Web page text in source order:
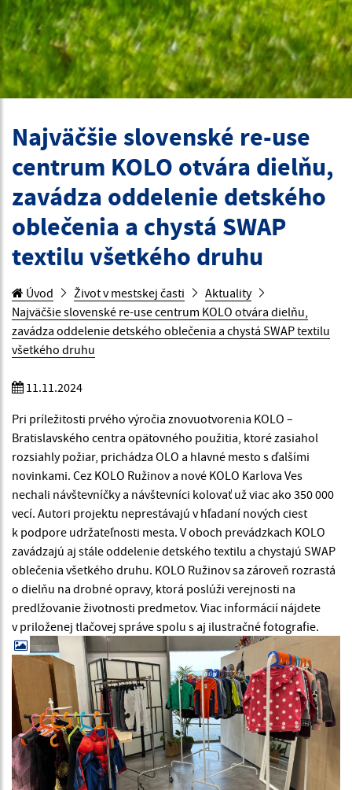
Najväčšie slovenské re-use
centrum KOLO otvára dielňu,
zavádza oddelenie detského
oblečenia a chystá SWAP
textilu všetkého druhu
Úvod Život v mestskej časti
Aktuality
Najväčšie slovenské re-use centrum KOLO otvára dielňu,
zavádza oddelenie detského oblečenia a chystá SWAP textilu
všetkého druhu
11.11.2024
Pri príležitosti prvého výročia znovuotvorenia KOLO –
Bratislavského centra opätovného použitia, ktoré zasiahol
rozsiahly požiar, prichádza OLO a hlavné mesto s ďalšími
novinkami. Cez KOLO Ružinov a nové KOLO Karlova Ves
nechali návštevníčky a návštevníci kolovať už viac ako 350 000
vecí. Autori projektu neprestávajú v hľadaní nových ciest
k podpore udržateľnosti mesta. V oboch prevádzkach KOLO
zavádzajú aj stále oddelenie detského textilu a chystajú SWAP
oblečenia všetkého druhu. KOLO Ružinov sa zároveň rozrastá
o dielňu na drobné opravy, ktorá poslúži verejnosti na
predlžovanie životnosti predmetov. Viac informácií nájdete
v priloženej tlačovej správe spolu s aj ilustračné fotografie.